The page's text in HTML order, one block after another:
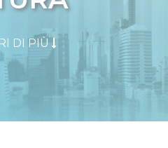
DI PIÙ